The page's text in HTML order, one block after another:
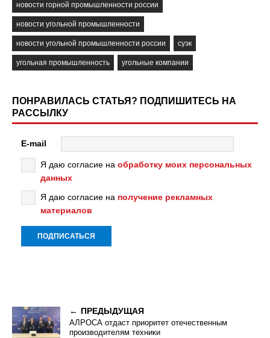
новости горной промышленности россии
новости угольной промышленности
новости угольной промышленности россии суэк
угольная промышленность угольные компании
ПОНРАВИЛАСЬ СТАТЬЯ? ПОДПИШИТЕСЬ НА
РАССЫЛКУ
E-mail
Я даю согласие на обработку моих персональных
данных
Я даю согласие на получение рекламных
материалов
ПРЕДЫДУЩАЯ
АЛРОСА отдаст приоритет отечественным
производителям техники